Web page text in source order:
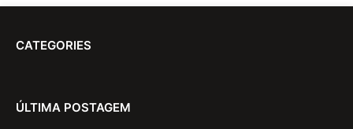
CATEGORIES
ÚLTIMA POSTAGEM